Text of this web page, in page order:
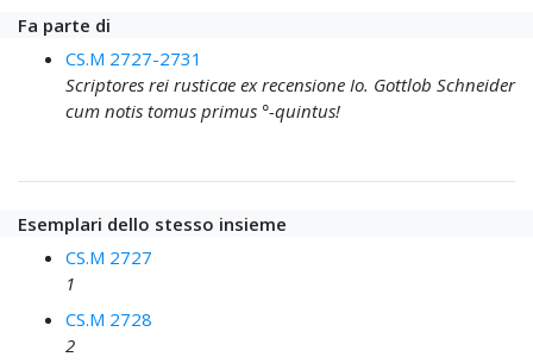
Fa parte di
CS.M 2727-2731
Scriptores rei rusticae ex recensione Io. Gottlob Schneider
cum notis tomus primus °-quintus!
Esemplari dello stesso insieme
CS.M 2727
1
CS.M 2728
2